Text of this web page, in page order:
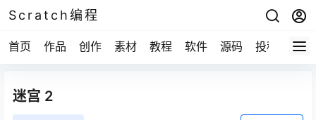
Scratch编程
首页 作品 创作 素材 教程 软件 源码 投稿 关于
迷宫 2